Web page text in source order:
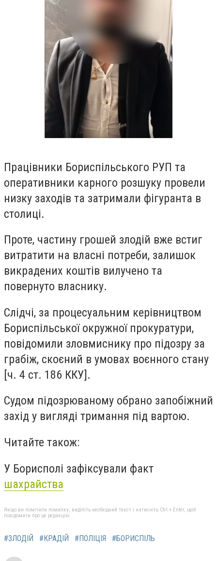
Працівники Бориспільського РУП та
оперативники карного розшуку провели
низку заходів та затримали фігуранта в
столиці.
Проте, частину грошей злодій вже встиг
витратити на власні потреби, залишок
викрадених коштів вилучено та
повернуто власнику.
Слідчі, за процесуальним керівництвом
Бориспільської окружної прокуратури,
повідомили зловмиснику про підозру за
грабіж, скоєний в умовах воєнного стану
[ч. 4 ст. 186 ККУ].
Судом підозрюваному обрано запобіжний
захід у вигляді тримання під вартою.
Читайте також:
У Борисполі зафіксували факт
шахрайства
Якщо ви помітили помилку, виділіть необхідний текст і натисніть Ctrl + Enter, щоб
повідомити про це редакцію
#ЗЛОДІЙ #КРАДІЙ #ПОЛІЦІЯ #БОРИСПІЛЬ